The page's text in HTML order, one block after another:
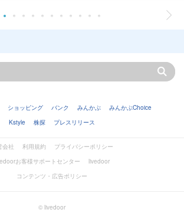
ショッピング バンク みんかぶ
みんかぶChoice
Kstyle
株探 プレスリリース
会社 利用規約
プライバシーポリシー
お客様サポートセンター
livedoor
コンテンツ・広告ポリシー
© livedoor